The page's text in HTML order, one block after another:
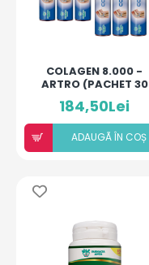
COLAGEN 8.000 -
ARTRO (PACHET 30
MONODOZE)
25ML/DOZĂ
184,50Lei
ADAUGÃ ÎN COȘ